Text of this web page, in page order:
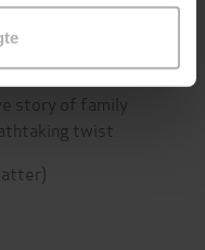
story of family
twist